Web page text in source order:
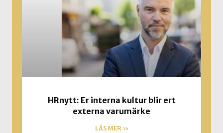
HRnytt: Er interna kultur blir ert
externa varumärke
LÄS MER »